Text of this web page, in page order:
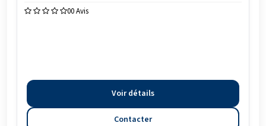
00 Avis
Voir détails
Contacter